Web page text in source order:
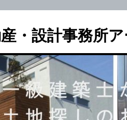
・設計事務所